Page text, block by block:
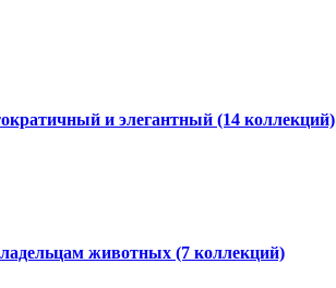
и элегантный (14 коллекций)
животных (7 коллекций)